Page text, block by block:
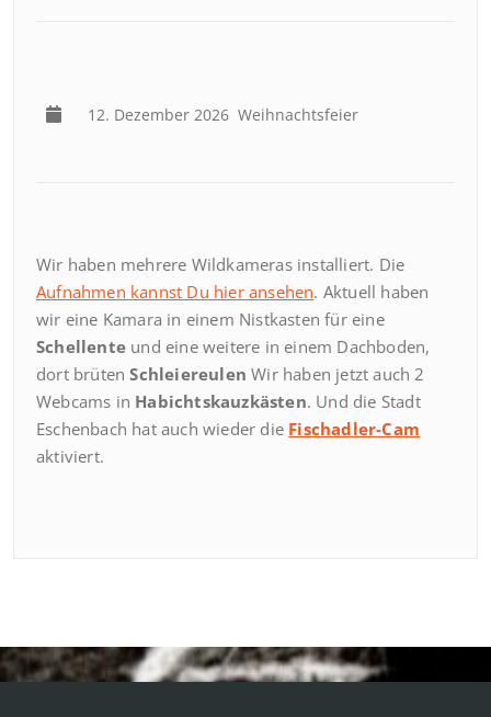
12. Dezember 2026 Weihnachtsfeier
Wir haben mehrere Wildkameras installiert. Die
Aufnahmen kannst Du hier ansehen. Aktuell haben
wir eine Kamara in einem Nistkasten für eine
Schellente und eine weitere in einem Dachboden,
dort brütenSchleiereulen Wir haben jetzt auch 2
Webcams in Habichtskauzkästen. Und die Stadt
Eschenbach hat auch wieder die Fischadler-Cam
aktiviert.